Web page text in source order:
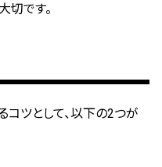
切です。
コツとして、以下の2つが